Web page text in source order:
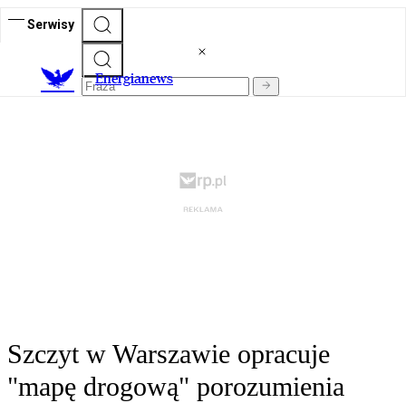
Serwisy
Energianews
Szczyt w Warszawie opracuje
"mapę drogową" porozumienia